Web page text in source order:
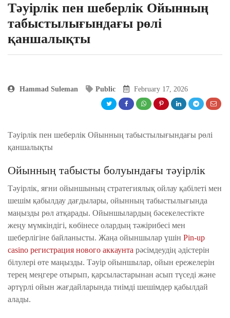
Тәуірлік пен шеберлік Ойынның
табыстылығындағы рөлі
қаншалықты
Hammad Suleman Public February 17, 2026
Тәуірлік пен шеберлік Ойынның табыстылығындағы рөлі
қаншалықты
Ойынның табысты болуындағы тәуірлік
Тәуірлік, яғни ойыншының стратегиялық ойлау қабілеті мен
шешім қабылдау дағдылары, ойынның табыстылығында
маңызды рөл атқарады. Ойыншылардың бәсекелестікте
жеңу мүмкіндігі, көбінесе олардың тәжірибесі мен
шеберлігіне байланысты. Жаңа ойыншылар үшін Pin-up
casino регистрация нового аккаунта рәсімдеудің әдістерін
білулері өте маңызды. Тәуір ойыншылар, ойын ережелерін
терең меңгере отырып, қарсыластарынан асып түседі және
әртүрлі ойын жағдайларында тиімді шешімдер қабылдай
алады.